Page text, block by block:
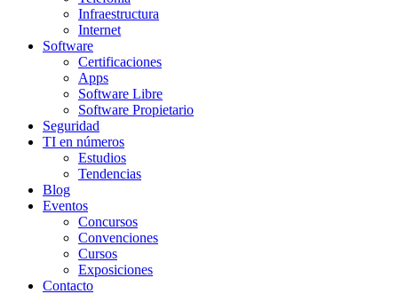
Infraestructura
Internet
Software
Certificaciones
Apps
Software Libre
Software Propietario
Seguridad
TI en números
Estudios
Tendencias
Blog
Eventos
Concursos
Convenciones
Cursos
Exposiciones
Contacto